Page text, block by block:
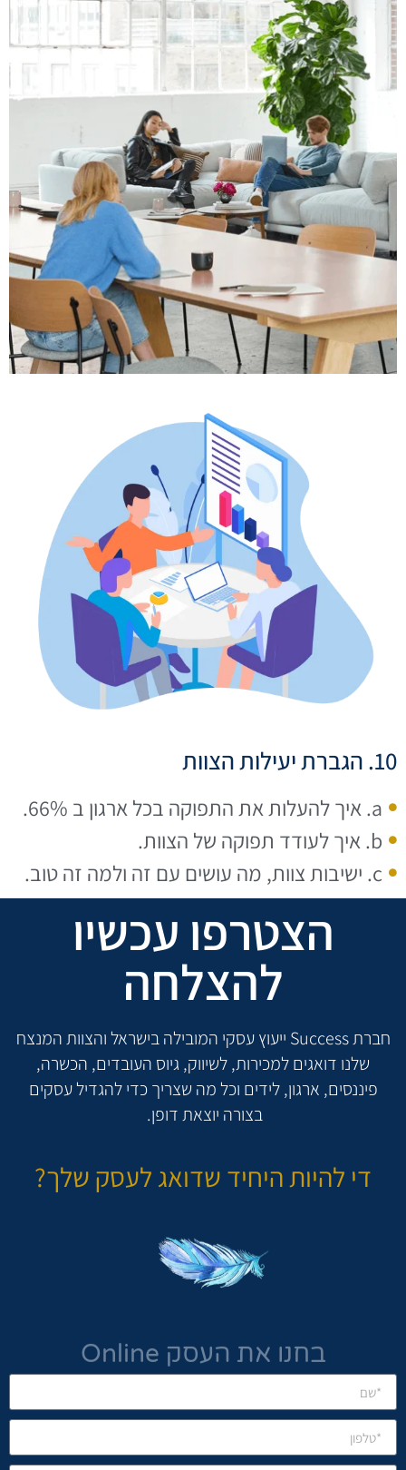
10. הגברת יעילות הצוות
a. איך להעלות את התפוקה בכל ארגון ב 66%.
b. איך לעודד תפוקה של הצוות.
c. ישיבות צוות, מה עושים עם זה ולמה זה טוב.
הצטרפו עכשיו
להצלחה
חברת Success ייעוץ עסקי המובילה בישראל והצוות המנצח
שלנו דואגים למכירות, לשיווק, גיוס העובדים, הכשרה,
פיננסים, ארגון, לידים וכל מה שצריך כדי להגדיל עסקים
בצורה יוצאת דופן.
די להיות היחיד שדואג לעסק שלך?
בחנו את העסק Online